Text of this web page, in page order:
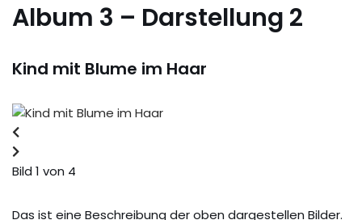
Album 3 – Darstellung 2
Kind mit Blume im Haar
Bild 1 von 4
Das ist eine Beschreibung der oben dargestellen Bilder.